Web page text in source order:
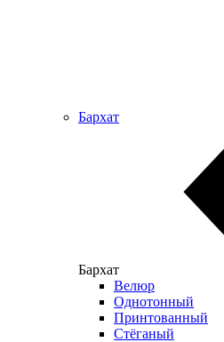
Бархат
Бархат
Велюр
Однотонный
Принтованный
Стёганый